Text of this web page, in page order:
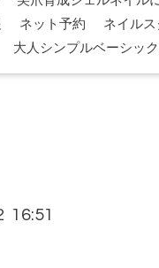
ネット予約 ネイル
大人シンプルベーシッ
16:51